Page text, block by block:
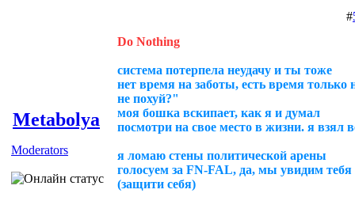
Metabolya
Moderators
#
Do Nothing
система потерпела неудачу и ты тоже
нет время на заботы, есть время только
не похуй?"
моя бошка вскипает, как я и думал
посмотри на свое место в жизни. я взял
я ломаю стены политической арены
голосуем за FN-FAL, да, мы увидим тебя
(защити себя)